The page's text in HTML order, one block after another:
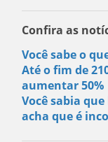
Confira as
Você sabe o
Até o fim de
aumentar 50%
Você sabia
acha que é